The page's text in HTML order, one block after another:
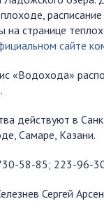
на странице
сайте
«Водохода»
действуют в
Самаре, Казани.
58-85; 223-96-
Сергей